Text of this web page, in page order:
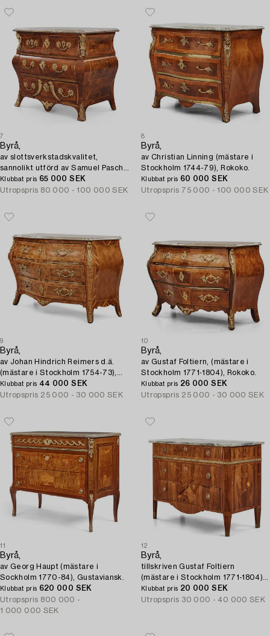
7
Byrå,
av slottsverkstadskvalitet,
sannolikt utförd av Samuel Pasch
eller Johan Wulf, 1740-tal, tidig
Rokoko.
Klubbat pris 65 000 SEK
Utropspris 80 000 - 100 000 SEK
8
Byrå,
av Christian Linning (mästare i
Stockholm 1744-79), Rokoko.
Klubbat pris 60 000 SEK
Utropspris 75 000 - 100 000 SEK
9
Byrå,
av Johan Hindrich Reimers d.ä.
(mästare i Stockholm 1754-73),
Rokoko.
Klubbat pris 44 000 SEK
Utropspris 25 000 - 30 000 SEK
10
Byrå,
av Gustaf Foltiern, (mästare i
Stockholm 1771‑1804), Rokoko.
Klubbat pris 26 000 SEK
Utropspris 25 000 - 30 000 SEK
11
Byrå,
av Georg Haupt (mästare i
Sockholm 1770-84), Gustaviansk.
Klubbat pris 620 000 SEK
Utropspris 800 000 -
1 000 000 SEK
12
Byrå,
tillskriven Gustaf Foltiern
(mästare i Stockholm 1771-1804),
Gustaviansk.
Klubbat pris 20 000 SEK
Utropspris 30 000 - 40 000 SEK